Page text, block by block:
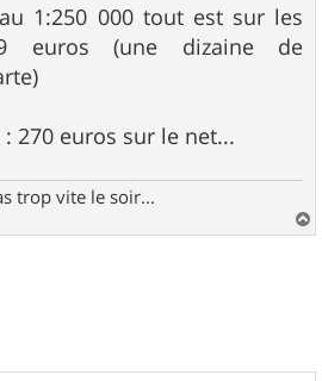
1:250 000 tout est sur les
euros (une dizaine de
270 euros sur le net...
trop vite le soir...
a